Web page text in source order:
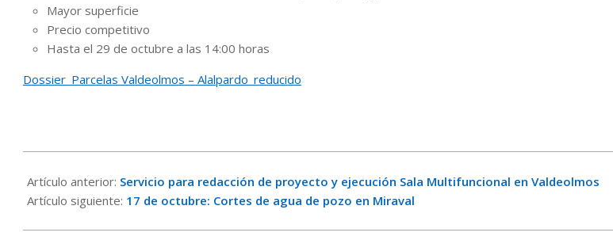
Mayor superficie
Precio competitivo
Hasta el 29 de octubre a las 14:00 horas
Dossier_Parcelas Valdeolmos – Alalpardo_reducido
10-
13
Artículo anterior: Servicio para redacción de proyecto y ejecución Sala Multifuncional en Valdeolmos
Artículo siguiente: 17 de octubre: Cortes de agua de pozo en Miraval